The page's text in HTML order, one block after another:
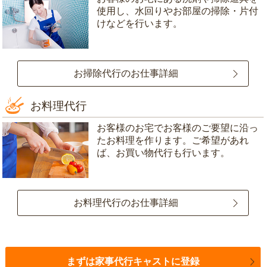
使用し、水回りやお部屋の掃除・片付
けなどを行います。
お掃除代行のお仕事詳細
お料理代行
お客様のお宅でお客様のご要望に沿っ
たお料理を作ります。ご希望があれ
ば、お買い物代行も行います。
お料理代行のお仕事詳細
まずは家事代行キャストに登録